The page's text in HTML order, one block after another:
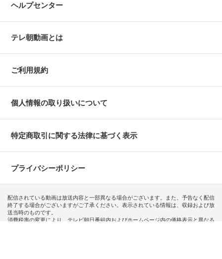
ヘルプセンター
テレ朝動画とは
ご利用規約
個人情報の取り扱いについて
特定商取引に関する法律に基づく表示
プライバシーポリシー
配信されている動画は放送内容と一部異なる場合がございます。また、予告なく配信
終了する場合がございますがご了承ください。表示されている情報は、収録および放
送当時のものです。
消費税率の変更により、テレビ朝日番組内およびホームページ内の価格表示と異なる